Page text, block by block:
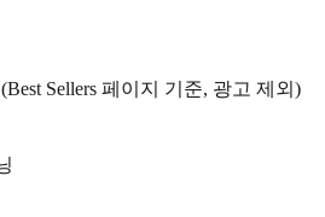
Sellers 페이지 기준, 광고 제외)